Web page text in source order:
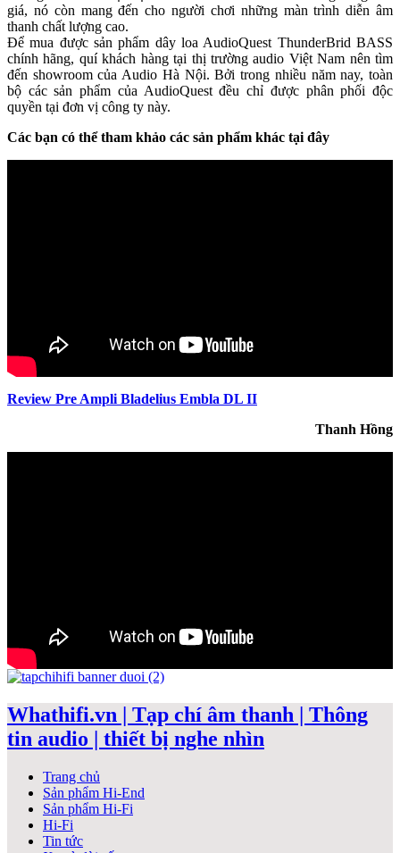
giá, nó còn mang đến cho người chơi những màn trình diễn âm
thanh chất lượng cao.
Để mua được sản phẩm dây loa AudioQuest ThunderBrid BASS
chính hãng, quí khách hàng tại thị trường audio Việt Nam nên tìm
đến showroom của Audio Hà Nội. Bởi trong nhiều năm nay, toàn
bộ các sản phẩm của AudioQuest đều chỉ được phân phối độc
quyền tại đơn vị công ty này.
Các bạn có thể tham khảo các sản phẩm khác tại đây
Review Pre Ampli Bladelius Embla DL II
Thanh Hồng
Whathifi.vn | Tạp chí âm thanh | Thông
tin audio | thiết bị nghe nhìn
Trang chủ
Sản phẩm Hi-End
Sản phẩm Hi-Fi
Hi-Fi
Tin tức